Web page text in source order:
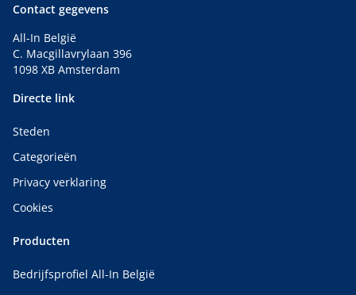
Contact gegevens
All-In België
C. Macgillavrylaan 396
1098 XB Amsterdam
Directe link
Steden
Categorieën
Privacy verklaring
Cookies
Producten
Bedrijfsprofiel All-In België